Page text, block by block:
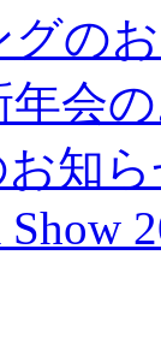
グの
会
知